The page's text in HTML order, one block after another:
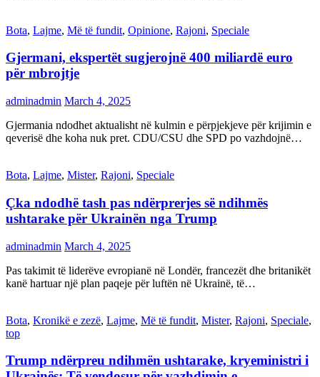
Bota, Lajme, Më të fundit, Opinione, Rajoni, Speciale
Gjermani, ekspertët sugjerojnë 400 miliardë euro
për mbrojtje
adminadmin March 4, 2025
Gjermania ndodhet aktualisht në kulmin e përpjekjeve për krijimin e
qeverisë dhe koha nuk pret. CDU/CSU dhe SPD po vazhdojnë…
Bota, Lajme, Mister, Rajoni, Speciale
Çka ndodhë tash pas ndërprerjes së ndihmës
ushtarake për Ukrainën nga Trump
adminadmin March 4, 2025
Pas takimit të liderëve evropianë në Londër, francezët dhe britanikët
kanë hartuar një plan paqeje për luftën në Ukrainë, të…
Bota, Kronikë e zezë, Lajme, Më të fundit, Mister, Rajoni, Speciale,
top
Trump ndërpreu ndihmën ushtarake, kryeministri i